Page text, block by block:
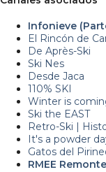
Infonieve
El Rincón de
De Après-Ski
Ski Nes
Desde Jaca
110% SKI
Winter is
Ski the EAST
Retro-Ski |
It's a powder
Gatos del
RMEE